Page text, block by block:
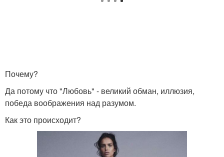
Почему?
Да потому что "Любовь" - великий обман, иллюзия,
победа воображения над разумом.
Как это происходит?